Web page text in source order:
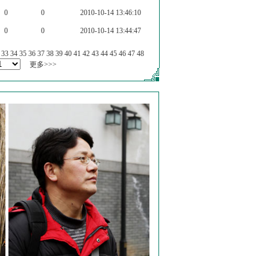
0 0 2010-10-14 13:46:10
0 0 2010-10-14 13:44:47
33 34 35 36 37 38 39 40 41 42 43 44 45 46 47 48
更多>>>